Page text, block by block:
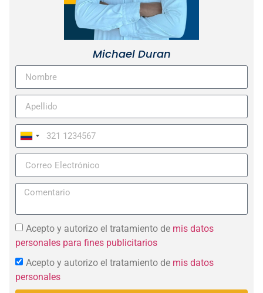
Michael Duran
Colombia
+57
Acepto y autorizo el tratamiento de mis datos
personales para fines publicitarios
Acepto y autorizo el tratamiento de mis datos
personales